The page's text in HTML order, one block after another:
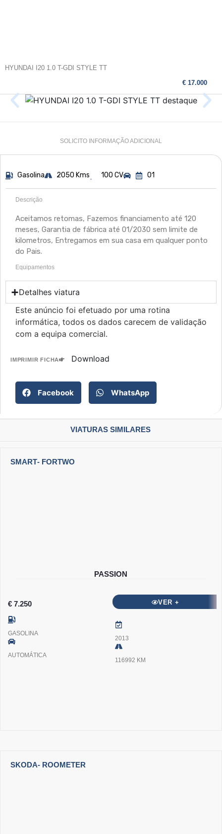
HYUNDAI I20 1.0 T-GDI STYLE TT
€ 17.000
SOLICITO INFORMAÇÃO ADICIONAL
Gasolina 2050 Kms 100 CV 01
Descrição
Aceitamos retomas, Fazemos financiamento até 120
meses, Garantia de fábrica até 01/2030 sem limite de
kilometros, Entregamos em sua casa em qualquer ponto
do Pais.
Equipamentos
Detalhes viatura
Este anúncio foi efetuado por uma rotina
informática, todos os dados carecem de validação
com a equipa comercial.
IMPRIMIR FICHA Download
Facebook WhatsApp
VIATURAS SIMILARES
SMART- FORTWO
PASSION
€ 7.250 VER +
GASOLINA
AUTOMÁTICA
2013
116992 KM
SKODA- ROOMETER